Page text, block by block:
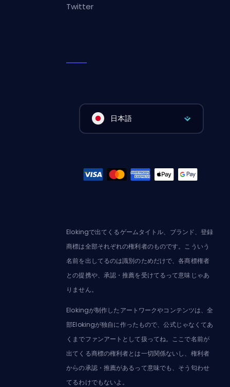
Twitter
日本語
Elokingで出てくるゲームタイトル、ブランド、登録
商標は全部それぞれの権利者のものです。こういう
名前を出してるのは識別のためだけで、各商標権者
との提携や、承認・推薦を受けてるって意味じゃあ
りません。
Elokingが制作したアートワークやコンテンツは、全
部Elokingが独自に作ったもので、公式じゃなくてあ
くまでファンアートとして扱ってね。ここで名前が
出てくる商標の権利者とは一切関係ないし、権利者
からの承認・推薦があるって意味でも、そう匂わせ
てるわけでもないよ。